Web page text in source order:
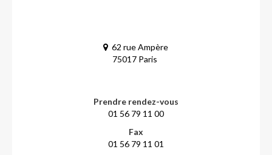
62 rue Ampère
75017 Paris
Prendre rendez-vous
01 56 79 11 00
Fax
01 56 79 11 01